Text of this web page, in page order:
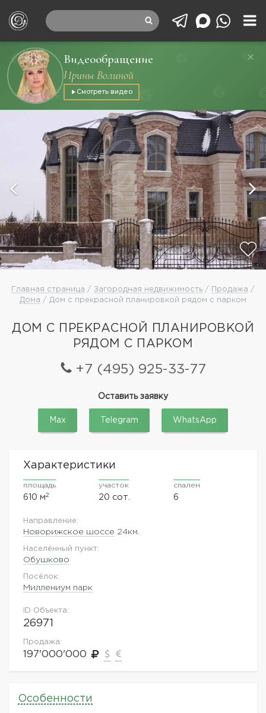
Видеообращение
Ирины Волиной
Смотреть видео
Главная страница / Загородная недвижимость / Продажа /
Дома / Дом с прекрасной планировкой рядом с парком
ДОМ С ПРЕКРАСНОЙ ПЛАНИРОВКОЙ
РЯДОМ С ПАРКОМ
+7 (495) 925-33-77
Оставить заявку
Max Telegram WhatsApp
Характеристики
площадь
610 м2
участок
20 сот.
спален
6
Направление:
Новорижское шоссе 24км.
Населённый пункт:
Обушково
Посёлок:
Миллениум парк
ID Объекта:
26971
Продажа:
197'000'000
Особенности